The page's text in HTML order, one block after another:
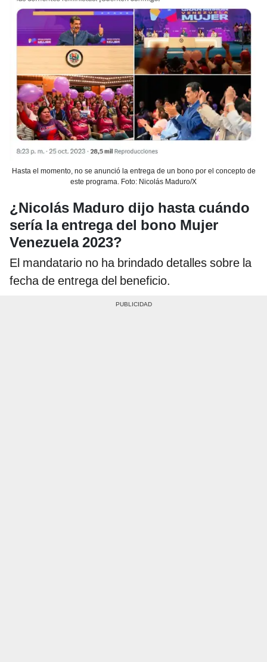
Hasta el momento, no se anunció la entrega de un bono por el concepto de
este programa. Foto: Nicolás Maduro/X
¿Nicolás Maduro dijo hasta cuándo
sería la entrega del bono Mujer
Venezuela 2023?
El mandatario no ha brindado detalles sobre la
fecha de entrega del beneficio.